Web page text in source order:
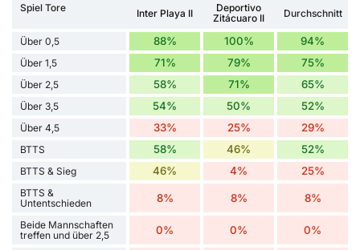
Spiel Tore Inter Playa II
Deportivo
Zitácuaro II
Durchschnitt
Über 0,5 88% 100% 94%
Über 1,5 71% 79% 75%
Über 2,5 58% 71% 65%
Über 3,5 54% 50% 52%
Über 4,5 33% 25% 29%
BTTS 58% 46% 52%
BTTS & Sieg 46% 4% 25%
BTTS &
Untentschieden
8% 8% 8%
Beide Mannschaften
treffen und über 2,5
0% 0% 0%